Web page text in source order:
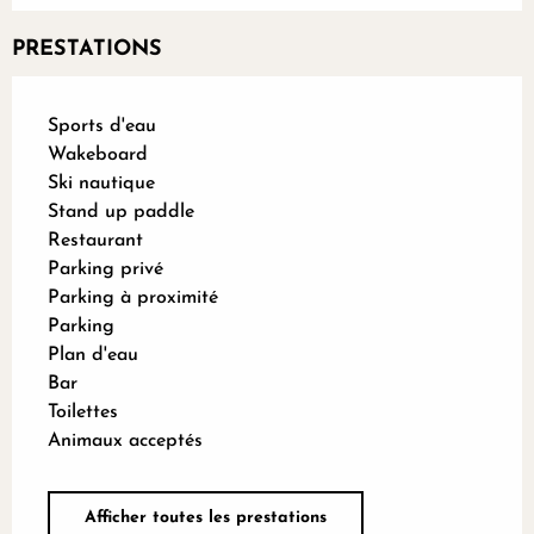
PRESTATIONS
Sports d'eau
Wakeboard
Ski nautique
Stand up paddle
Restaurant
Parking privé
Parking à proximité
Parking
Plan d'eau
Bar
Toilettes
Animaux acceptés
Afficher toutes les prestations